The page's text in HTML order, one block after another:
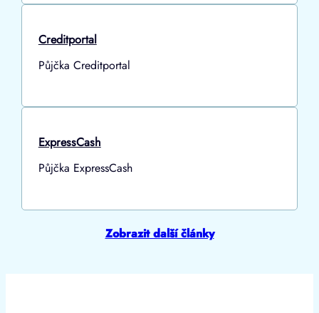
Creditportal
Půjčka Creditportal
ExpressCash
Půjčka ExpressCash
Zobrazit další články